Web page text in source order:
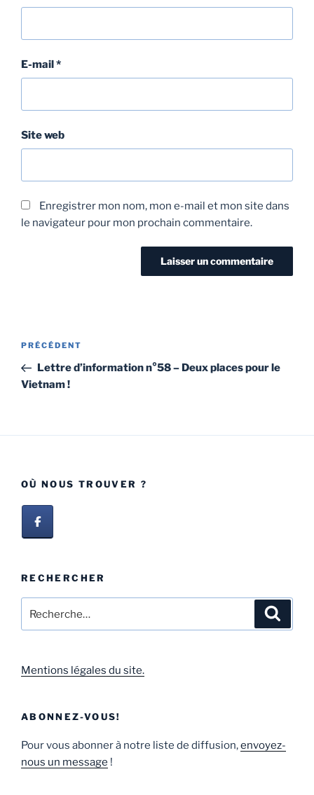
E-mail*
Site web
Enregistrer mon nom, mon e-mail et mon site dans
le navigateur pour mon prochain commentaire.
PRÉCÉDENT
Lettre d’information n°58 – Deux places pour le
Vietnam !
OÙ NOUS TROUVER ?
RECHERCHER
Mentions légales du site.
ABONNEZ-VOUS!
Pour vous abonner à notre liste de diffusion,envoyez-
nous un message !